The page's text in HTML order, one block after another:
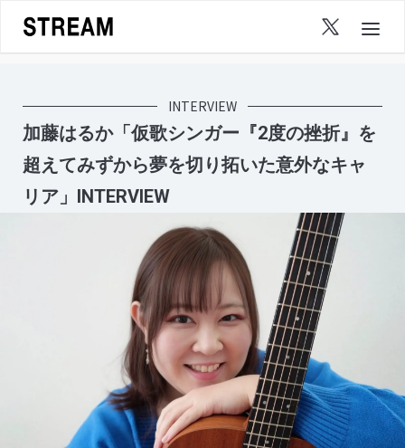
content
INTERVIEW
加藤はるか「仮歌シンガー『2度の挫折』を
超えてみずから夢を切り拓いた意外なキャ
リア」INTERVIEW